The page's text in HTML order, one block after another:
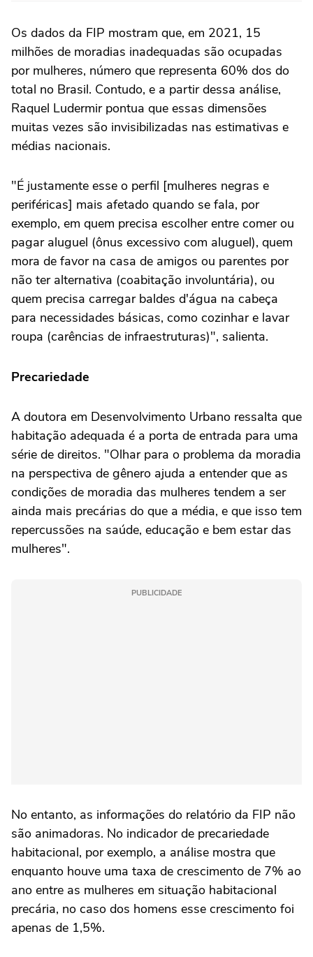
Os dados da FIP mostram que, em 2021, 15
milhões de moradias inadequadas são ocupadas
por mulheres, número que representa 60% dos do
total no Brasil. Contudo, e a partir dessa análise,
Raquel Ludermir pontua que essas dimensões
muitas vezes são invisibilizadas nas estimativas e
médias nacionais.
"É justamente esse o perfil [mulheres negras e
periféricas] mais afetado quando se fala, por
exemplo, em quem precisa escolher entre comer ou
pagar aluguel (ônus excessivo com aluguel), quem
mora de favor na casa de amigos ou parentes por
não ter alternativa (coabitação involuntária), ou
quem precisa carregar baldes d'água na cabeça
para necessidades básicas, como cozinhar e lavar
roupa (carências de infraestruturas)", salienta.
Precariedade
A doutora em Desenvolvimento Urbano ressalta que
habitação adequada é a porta de entrada para uma
série de direitos. "Olhar para o problema da moradia
na perspectiva de gênero ajuda a entender que as
condições de moradia das mulheres tendem a ser
ainda mais precárias do que a média, e que isso tem
repercussões na saúde, educação e bem estar das
mulheres".
PUBLICIDADE
No entanto, as informações do relatório da FIP não
são animadoras. No indicador de precariedade
habitacional, por exemplo, a análise mostra que
enquanto houve uma taxa de crescimento de 7% ao
ano entre as mulheres em situação habitacional
precária, no caso dos homens esse crescimento foi
apenas de 1,5%.